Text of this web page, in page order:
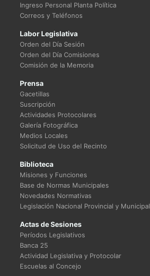
Ingreso Personal Planta Política
Correos y Teléfonos
Labor Legislativa
Orden del Día Sesión
Orden del Día Comisiones
Comisión de la Memoria
Prensa
Gacetillas
Suscripción
Actividades Protocolares
Galería Fotográfica
Medios Locales
Solicitud de Uso del Recinto
Biblioteca
Misiones y Funciones
Base de Normas Municipales
Novedades Normativas
Legislación Nacional Provincial y Municipal
Actas de Sesiones
Períodos Legislativos
Banca 25
Actividad Legislativa y Protocolar
Escuelas al Concejo